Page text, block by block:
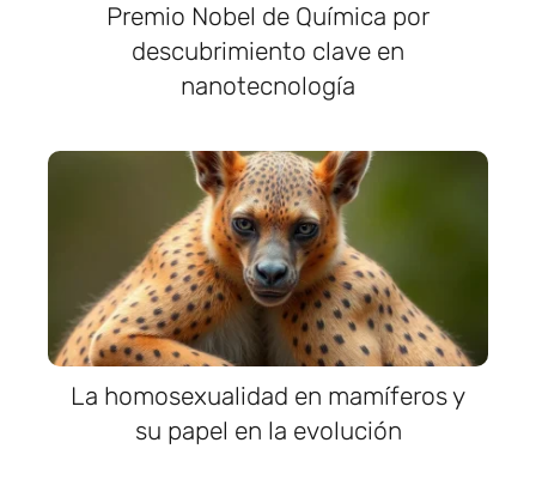
Premio Nobel de Química por
descubrimiento clave en
nanotecnología
La homosexualidad en mamíferos y
su papel en la evolución